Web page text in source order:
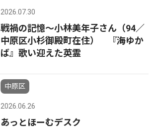
2026.07.30
戦禍の記憶〜小林美年子さん（94／
中原区小杉御殿町在住） 『海ゆか
ば』歌い迎えた英霊
中原区
2026.06.26
あっとほーむデスク